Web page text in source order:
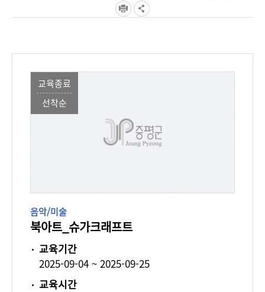
교육종료
선착순
음악/미술
북아트_슈가크래프트
교육기간
2025-09-04 ~ 2025-09-25
교육시간